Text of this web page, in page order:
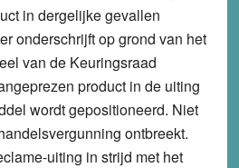
in dergelijke gevallen
onderschrijft op grond van het
van de Keuringsraad
product in de uiting
wordt gepositioneerd. Niet
ontbreekt.
uiting in strijd met het